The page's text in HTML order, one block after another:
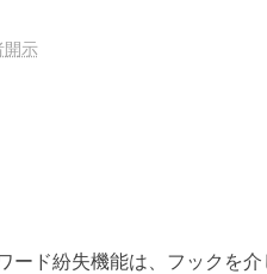
開示
ード紛失機能は、フックを